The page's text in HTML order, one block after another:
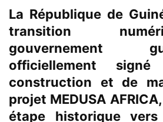
La République de
transition
gouvernement
officiellement
construction et de
projet MEDUSA
étape historique vers